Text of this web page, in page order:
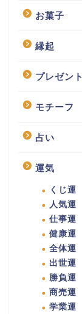
お菓子
縁起
プレゼント
モチーフ
占い
運気
くじ運
人気運
仕事運
健康運
全体運
出世運
勝負運
商売運
学業運